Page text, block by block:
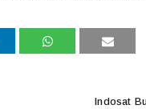
Indosat